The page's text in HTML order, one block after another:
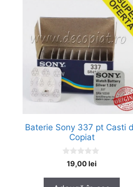
Baterie Sony 337 pt Casti
Copiat
19,00lei